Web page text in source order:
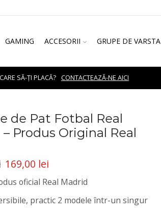
GAMING ACCESORII GRUPE DE VARSTA
SĂ-ȚI PLACĂ? CONTACTEAZĂ-NE AICI
de Pat Fotbal Real
Produs Original Real
169,00 lei
oficial Real Madrid
practic 2 modele într-un singur